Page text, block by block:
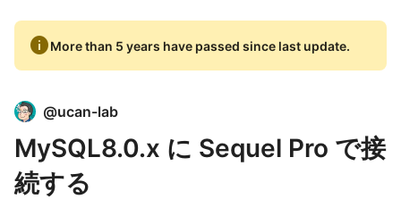
infoMore than 5 years have passed since last update.
@ucan-lab
MySQL8.0.x に Sequel Pro で接
続する